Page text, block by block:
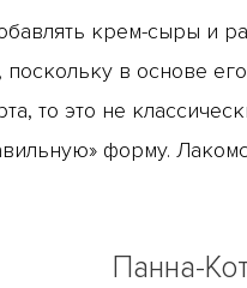
крем-сыры и
в основе
то это не
форму.
Панна-